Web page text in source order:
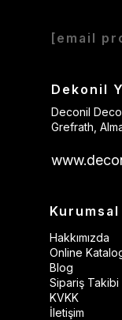
[email
Dekonil
Deconil
Grefrath,
Kurumsal
Hakkımızda
Online
Blog
Sipariş Takibi
KVKK
İletişim